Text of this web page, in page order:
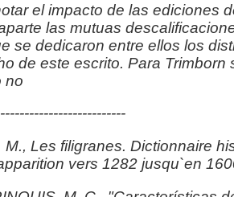
el impacto de las ediciones
las mutuas
se dedicaron entre ellos los
de este escrito. Para Trimborn
no
M., Les filigranes. Dictionnaire
vers 1282 jusqu`en